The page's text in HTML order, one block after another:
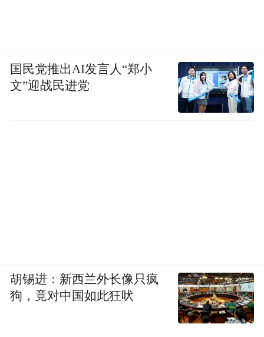
国民党推出AI发言人“郑小
文”迎战民进党
胡锡进：新西兰外长像只疯
狗，竟对中国如此狂吠